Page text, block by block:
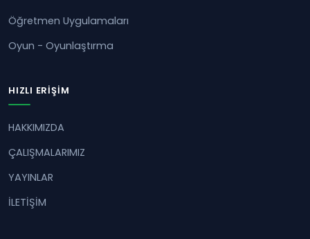
Öğretmen Uygulamaları
Oyun - Oyunlaştırma
HIZLI ERIŞIM
HAKKIMIZDA
ÇALIŞMALARIMIZ
YAYINLAR
İLETİŞİM